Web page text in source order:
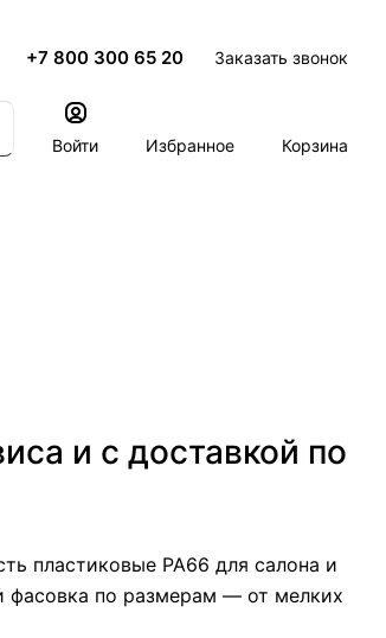
+7 800 300 65 20 Заказать звонок
Войти Избранное Корзина
и с доставкой по
пластиковые PA66 для салона и
фасовка по размерам — от мелких